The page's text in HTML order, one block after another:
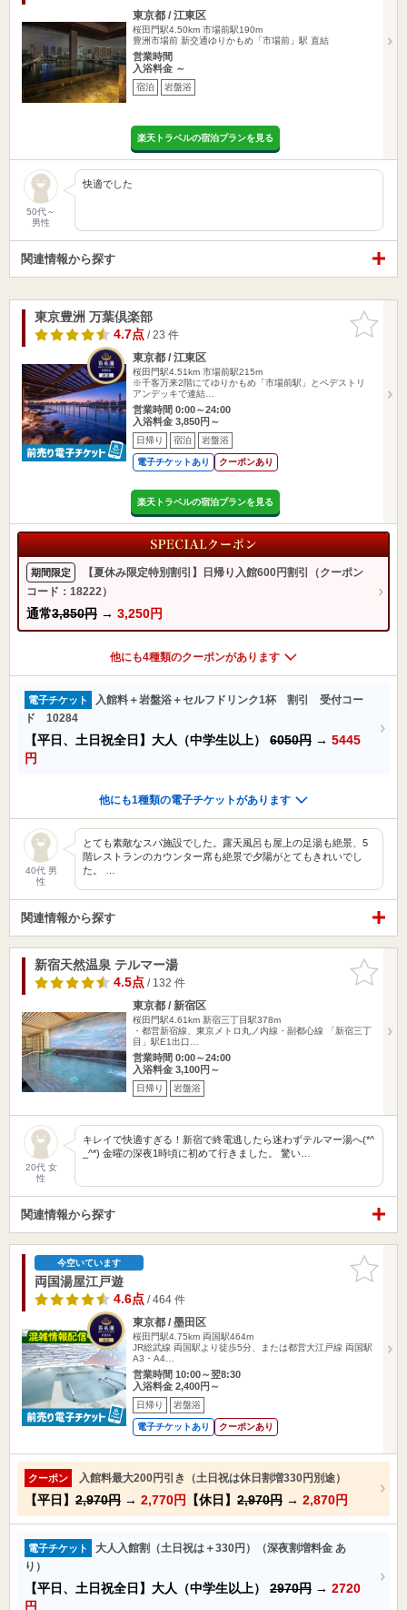
東京都 / 江東区
桜田門駅4.50km 市場前駅190m
豊洲市場前 新交通ゆりかもめ「市場前」駅 直結
営業時間
入浴料金 ～
宿泊 岩盤浴
楽天トラベルの宿泊プランを見る
50代～
男性
快適でした
関連情報から探す
お気に入
りに追加
東京豊洲 万葉倶楽部
4.7点/ 23 件
東京都 / 江東区
桜田門駅4.51km 市場前駅215m
※千客万来2階にてゆりかもめ「市場前駅」とペデストリ
アンデッキで連結…
営業時間 0:00～24:00
入浴料金 3,850円～
日帰り 宿泊 岩盤浴
電子チケットあり クーポンあり
楽天トラベルの宿泊プランを見る
期間限定
【夏休み限定特別割引】日帰り入館600円割引（クーポン
コード：18222）
通常3,850円 → 3,250円
他にも4種類のクーポンがあります
電子チケット
入館料＋岩盤浴＋セルフドリンク1杯 割引 受付コー
ド 10284
【平日、土日祝全日】大人（中学生以上） 6050円 → 5445
円
他にも1種類の電子チケットがあります
40代 男
性
とても素敵なスパ施設でした。露天風呂も屋上の足湯も絶景、5
階レストランのカウンター席も絶景で夕陽がとてもきれいでし
た。 …
関連情報から探す
お気に入
りに追加
新宿天然温泉 テルマー湯
4.5点/ 132 件
東京都 / 新宿区
桜田門駅4.61km 新宿三丁目駅378m
・都営新宿線、東京メトロ丸ノ内線・副都心線 「新宿三丁
目」駅E1出口…
営業時間 0:00～24:00
入浴料金 3,100円～
日帰り 岩盤浴
20代 女
性
キレイで快適すぎる！新宿で終電逃したら迷わずテルマー湯へ(*^
_^*) 金曜の深夜1時頃に初めて行きました。 驚い…
関連情報から探す
お気に入
りに追加
今空いています
両国湯屋江戸遊
4.6点/ 464 件
東京都 / 墨田区
桜田門駅4.75km 両国駅464m
JR総武線 両国駅より徒歩5分、または都営大江戸線 両国駅
A3・A4…
営業時間 10:00～翌8:30
入浴料金 2,400円～
日帰り 岩盤浴
電子チケットあり クーポンあり
クーポン 入館料最大200円引き（土日祝は休日割増330円別途）
【平日】 2,970円 → 2,770円 【休日】 2,970円 → 2,870円
電子チケット
大人入館割（土日祝は＋330円）（深夜割増料金 あ
り）
【平日、土日祝全日】大人（中学生以上） 2970円 → 2720
円